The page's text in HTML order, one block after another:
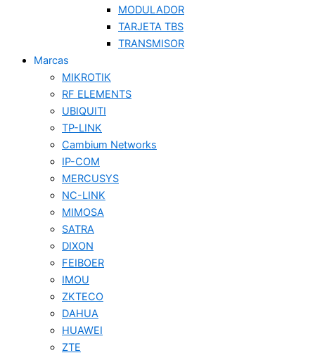
MODULADOR
TARJETA TBS
TRANSMISOR
Marcas
MIKROTIK
RF ELEMENTS
UBIQUITI
TP-LINK
Cambium Networks
IP-COM
MERCUSYS
NC-LINK
MIMOSA
SATRA
DIXON
FEIBOER
IMOU
ZKTECO
DAHUA
HUAWEI
ZTE